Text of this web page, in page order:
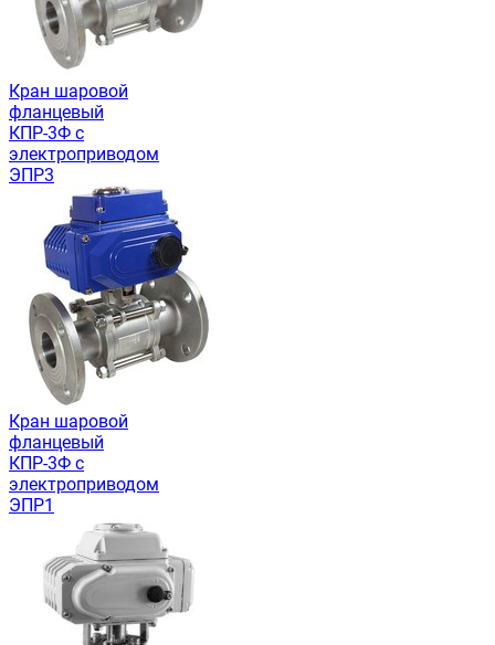
Кран шаровой
фланцевый
КПР-3Ф с
электроприводом
ЭПР3
Кран шаровой
фланцевый
КПР-3Ф с
электроприводом
ЭПР1